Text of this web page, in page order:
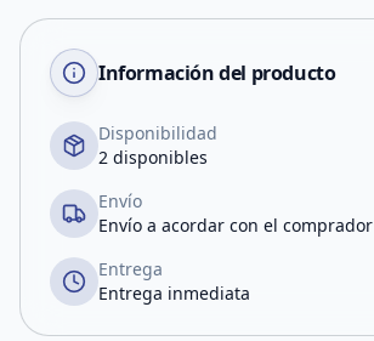
Información del producto
Disponibilidad
2 disponibles
Envío
Envío a acordar con el comprador
Entrega
Entrega inmediata